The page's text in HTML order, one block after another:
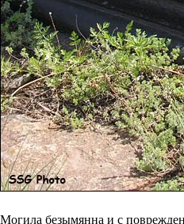
Могила безымянна и с